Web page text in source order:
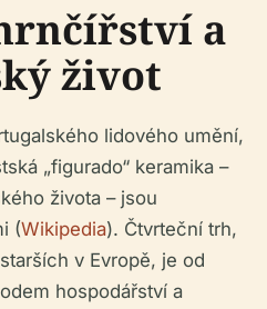
a
život
lidového umění,
„figurado“ keramika –
života – jsou
(Wikipedia). Čtvrteční trh,
v Evropě, je od
hospodářství a